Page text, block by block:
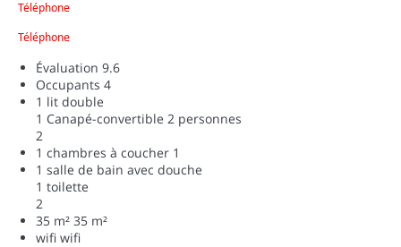
Téléphone
Téléphone
Évaluation 9.6
Occupants 4
1 lit double
1 Canapé-convertible 2 personnes
2
1 chambres à coucher 1
1 salle de bain avec douche
1 toilette
2
35 m² 35 m²
wifi wifi